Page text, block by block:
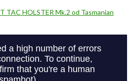
T TAC HOLSTER Mk.2 od Tasmanian